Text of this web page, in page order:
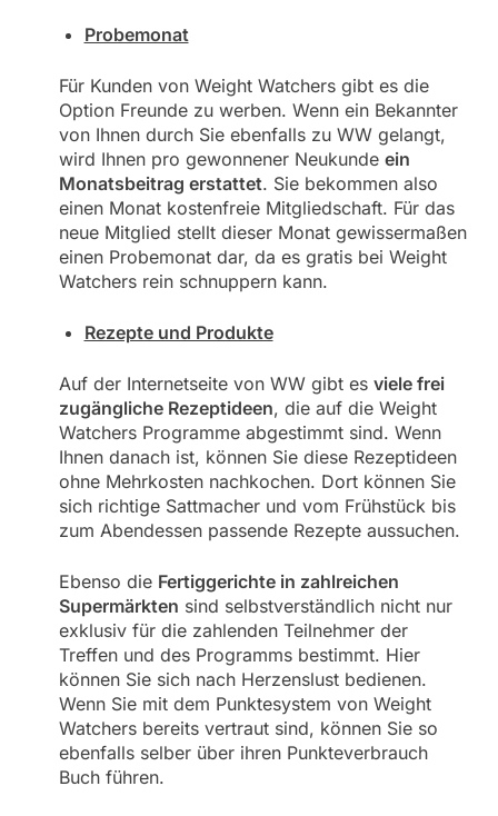
Probemonat
Für Kunden von Weight Watchers gibt es die
Option Freunde zu werben. Wenn ein Bekannter
von Ihnen durch Sie ebenfalls zu WW gelangt,
wird Ihnen pro gewonnener Neukunde ein
Monatsbeitrag erstattet. Sie bekommen also
einen Monat kostenfreie Mitgliedschaft. Für das
neue Mitglied stellt dieser Monat gewissermaßen
einen Probemonat dar, da es gratis bei Weight
Watchers rein schnuppern kann.
Rezepte und Produkte
Auf der Internetseite von WW gibt es viele frei
zugängliche Rezeptideen, die auf die Weight
Watchers Programme abgestimmt sind. Wenn
Ihnen danach ist, können Sie diese Rezeptideen
ohne Mehrkosten nachkochen. Dort können Sie
sich richtige Sattmacher und vom Frühstück bis
zum Abendessen passende Rezepte aussuchen.
Ebenso die Fertiggerichte in zahlreichen
Supermärkten sind selbstverständlich nicht nur
exklusiv für die zahlenden Teilnehmer der
Treffen und des Programms bestimmt. Hier
können Sie sich nach Herzenslust bedienen.
Wenn Sie mit dem Punktesystem von Weight
Watchers bereits vertraut sind, können Sie so
ebenfalls selber über ihren Punkteverbrauch
Buch führen.